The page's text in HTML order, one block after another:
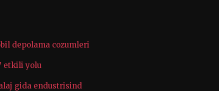
depolama cozumleri
etkili yolu
gida endustrisind